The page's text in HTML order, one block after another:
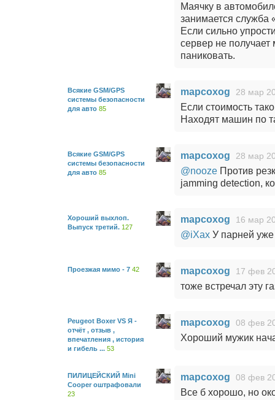
Маячку в
занимается служба
Если сильно
сервер не
паниковать.
Всякие GSM/GPS
системы безопасности
для авто 85
mapcoxog 28 мар
Если стоимость
Находят машин по
Всякие GSM/GPS
системы безопасности
для авто 85
mapcoxog 28 мар
@noozeПротив
jamming detection,
Хороший выхлоп.
Выпуск третий. 127
mapcoxog 16 мар
@iXaxУ парней уже
Проезжая мимо - 7 42 mapcoxog 17 фев
тоже встречал эту
Peugeot Boxer VS Я -
отчёт , отзыв ,
впечатления , история
и гибель ... 53
mapcoxog 08 фев
Хороший мужик
ПИЛИЦЕЙСКИЙ Mini
Cooper оштрафовали
23
mapcoxog 08 фев
Все б хорошо, но